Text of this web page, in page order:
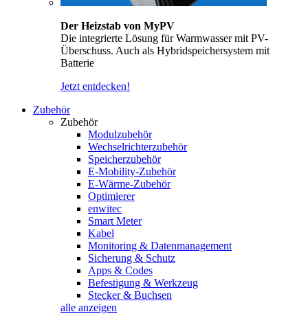
Der Heizstab von MyPV
Die integrierte Lösung für Warmwasser mit PV-
Überschuss. Auch als Hybridspeichersystem mit
Batterie
Jetzt entdecken!
Zubehör
Zubehör
Modulzubehör
Wechselrichterzubehör
Speicherzubehör
E-Mobility-Zubehör
E-Wärme-Zubehör
Optimierer
enwitec
Smart Meter
Kabel
Monitoring & Datenmanagement
Sicherung & Schutz
Apps & Codes
Befestigung & Werkzeug
Stecker & Buchsen
alle anzeigen